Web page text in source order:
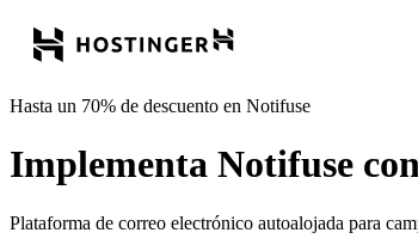
Hasta un 70% de descuento en Notifuse
Implementa Notifuse
Plataforma de correo electrónico autoalojada para